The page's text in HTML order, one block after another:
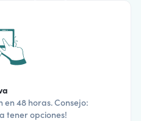
48 horas. Consejo:
tener opciones!